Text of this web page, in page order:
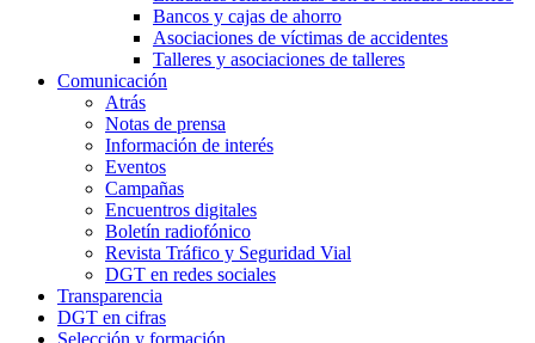
Bancos y cajas de ahorro
Asociaciones de víctimas de accidentes
Talleres y asociaciones de talleres
Comunicación
Atrás
Notas de prensa
Información de interés
Eventos
Campañas
Encuentros digitales
Boletín radiofónico
Revista Tráfico y Seguridad Vial
DGT en redes sociales
Transparencia
DGT en cifras